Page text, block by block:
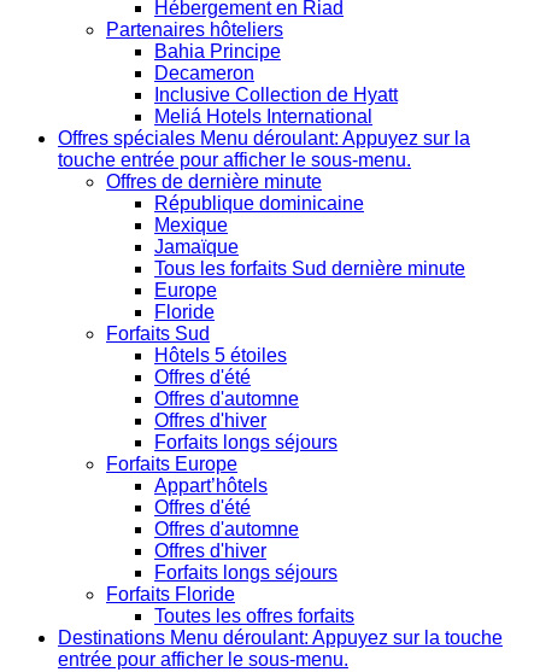
Hébergement en Riad
Partenaires hôteliers
Bahia Principe
Decameron
Inclusive Collection de Hyatt
Meliá Hotels International
Offres spéciales Menu déroulant: Appuyez sur la
touche entrée pour afficher le sous-menu.
Offres de dernière minute
République dominicaine
Mexique
Jamaïque
Tous les forfaits Sud dernière minute
Europe
Floride
Forfaits Sud
Hôtels 5 étoiles
Offres d'été
Offres d'automne
Offres d'hiver
Forfaits longs séjours
Forfaits Europe
Appart’hôtels
Offres d'été
Offres d'automne
Offres d'hiver
Forfaits longs séjours
Forfaits Floride
Toutes les offres forfaits
Destinations Menu déroulant: Appuyez sur la touche
entrée pour afficher le sous-menu.